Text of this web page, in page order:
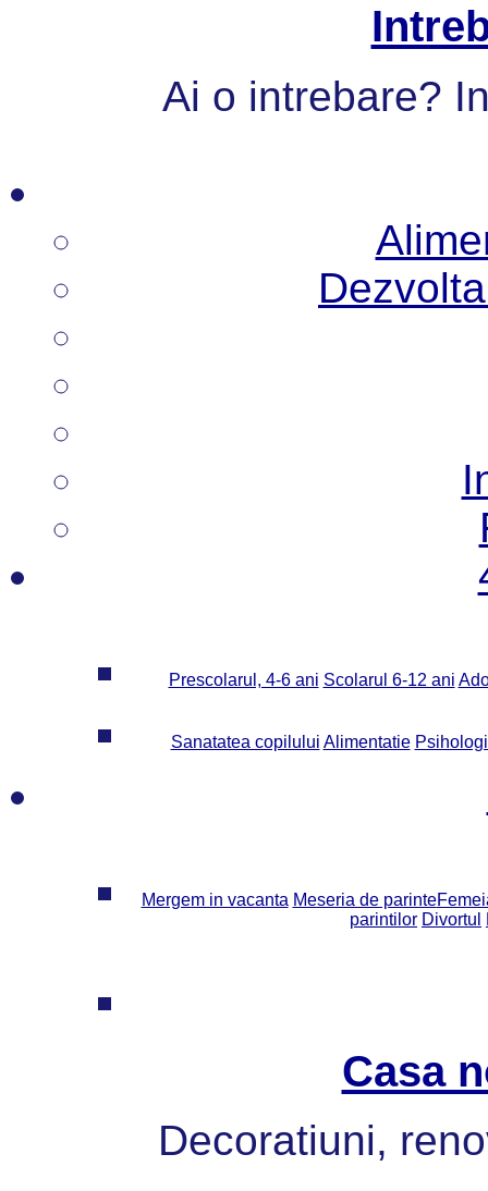
Ai o intrebare?
Prescolarul, 4-6 ani Scolarul 6-12 ani
Sanatatea copilului Alimentatie
Mergem in vacanta Meseria de parinte
parintilor Divortul
Casa
Decoratiuni,